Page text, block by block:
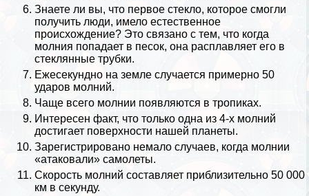
Знаете ли вы, что первое стекло, которое смогли
получить люди, имело естественное
происхождение? Это связано с тем, что когда
молния попадает в песок, она расплавляет его в
стеклянные трубки.
Ежесекундно на земле случается примерно 50
ударов молний.
Чаще всего молнии появляются в тропиках.
Интересен факт, что только одна из 4-х молний
достигает поверхности нашей планеты.
Зарегистрировано немало случаев, когда молнии
«атаковали» самолеты.
Скорость молний составляет приблизительно 50 000
км в секунду.